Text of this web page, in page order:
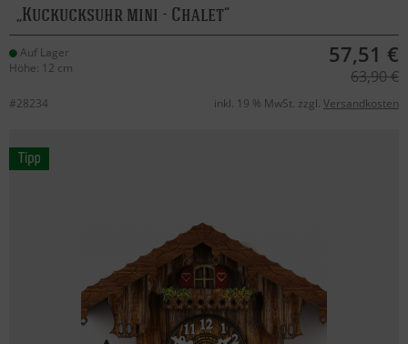
Kuckucksuhr mini - Chalet
Auf Lager
Höhe: 12 cm
57,51 €
63,90 €
#28234 inkl. 19 % MwSt. zzgl. Versandkosten